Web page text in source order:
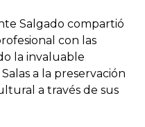
Salgado compartió
con las
la invaluable
a la preservación
a través de sus